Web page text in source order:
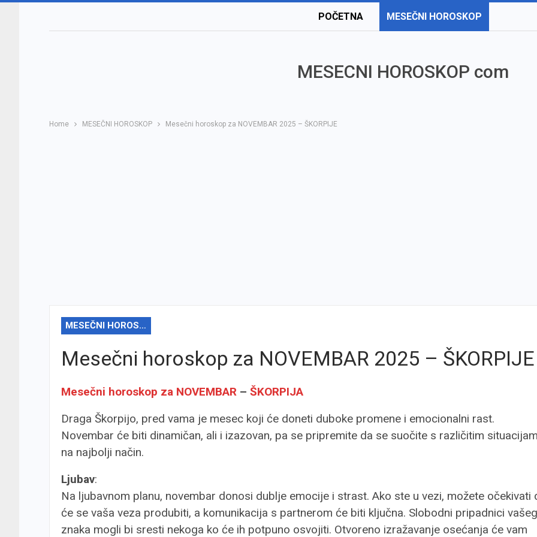
POČETNA MESEČNI HOROSKOP
MESECNI HOROSKOP com
Home MESEČNI HOROSKOP Mesečni horoskop za NOVEMBAR 2025 – ŠKORPIJE
MESEČNI HOROSKOP
Mesečni horoskop za NOVEMBAR 2025 – ŠKORPIJE
Mesečni horoskop za NOVEMBAR – ŠKORPIJA
Draga Škorpijo, pred vama je mesec koji će doneti duboke promene i emocionalni rast.
Novembar će biti dinamičan, ali i izazovan, pa se pripremite da se suočite s različitim
na najbolji način.
Ljubav:
Na ljubavnom planu, novembar donosi dublje emocije i strast. Ako ste u vezi, možete očekivati
će se vaša veza produbiti, a komunikacija s partnerom će biti ključna. Slobodni pripadnici vašeg
znaka mogli bi sresti nekoga ko će ih potpuno osvojiti. Otvoreno izražavanje osećanja će vam